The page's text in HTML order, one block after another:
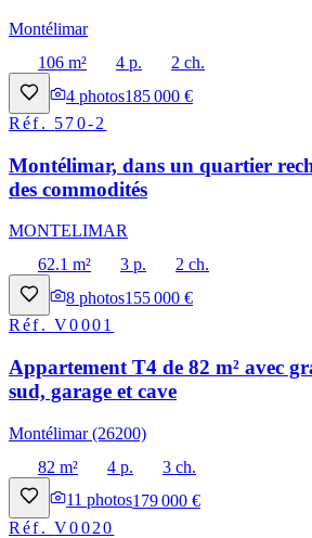
Montélimar
106 m²
4 p.
2 ch.
4 photos185 000 €
Réf. 570-2
Montélimar, dans un quartier
des commodités
MONTELIMAR
62.1 m²
3 p.
2 ch.
8 photos155 000 €
Réf.V0001
Appartement T4 de 82 m² avec
sud, garage et cave
Montélimar (26200)
82 m²
4 p.
3 ch.
11 photos179 000 €
Réf.V0020